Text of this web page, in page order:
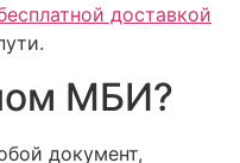
доставкой
МБИ?
документ,